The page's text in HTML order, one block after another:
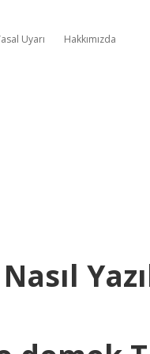
Uyarı Hakkımızda